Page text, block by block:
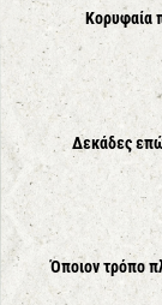
Κορυφαία
Δεκάδες
Όποιον τρόπο